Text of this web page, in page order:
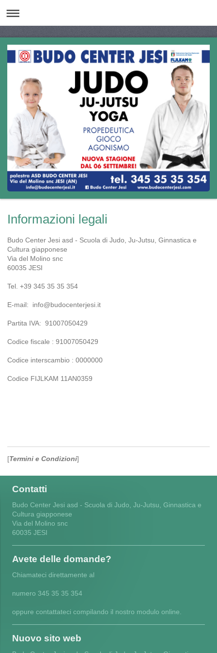
Informazioni legali
Budo Center Jesi asd - Scuola di Judo, Ju-Jutsu, Ginnastica e
Cultura giapponese
Via del Molino snc
60035 JESI
Tel. +39 345 35 35 354
E-mail: info@budocenterjesi.it
Partita IVA: 91007050429
Codice fiscale : 91007050429
Codice interscambio : 0000000
Codice FIJLKAM 11AN0359
[Termini e Condizioni]
Contatti
Budo Center Jesi asd - Scuola di Judo, Ju-Jutsu, Ginnastica e
Cultura giapponese
Via del Molino snc
60035 JESI
Avete delle domande?
Chiamateci direttamente al
numero 345 35 35 354
oppure contattateci compilando il nostro modulo online.
Nuovo sito web